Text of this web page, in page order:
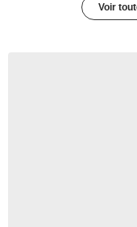
Voir